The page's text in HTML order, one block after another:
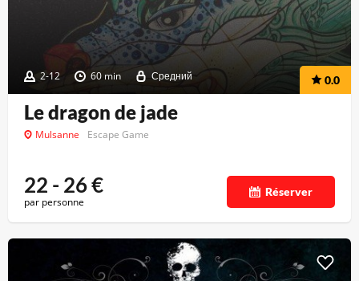
2-12 60 min Средний 0.0
Le dragon de jade
Mulsanne Escape Game
22 - 26€
par personne
Réserver